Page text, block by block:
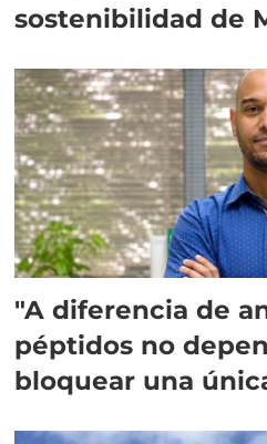
sostenibilidad de
"A diferencia de
péptidos no
bloquear una